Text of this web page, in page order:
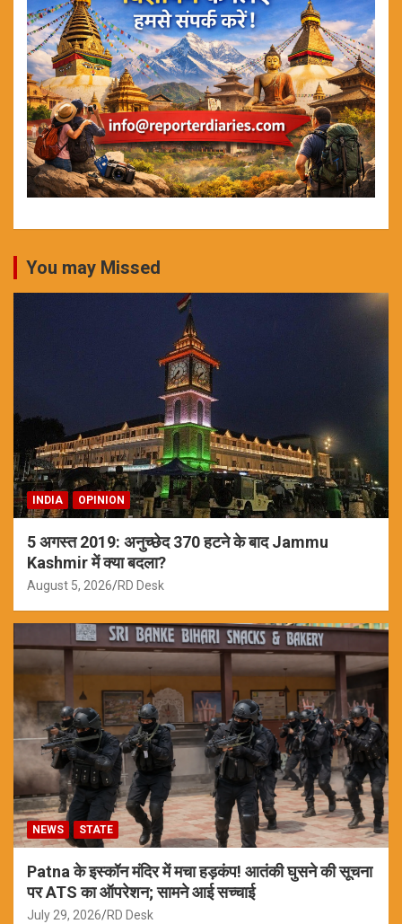
You may Missed
INDIA OPINION
5 अगस्त 2019: अनुच्छेद 370 हटने के बाद Jammu
Kashmir में क्या बदला?
August 5, 2026 RD Desk
NEWS STATE
Patna के इस्कॉन मंदिर में मचा हड़कंप! आतंकी घुसने की सूचना
पर ATS का ऑपरेशन; सामने आई सच्चाई
July 29, 2026 RD Desk